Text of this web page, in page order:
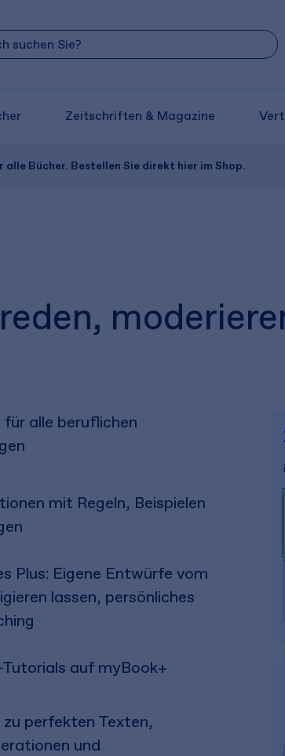
Zeitschriften & Magazine
alle Bücher. Bestellen Sie direkt hier im Shop.
alle beruflichen
mit Regeln, Beispielen
Plus: Eigene Entwürfe vom
lassen, persönliches
auf myBook+
perfekten Texten,
und